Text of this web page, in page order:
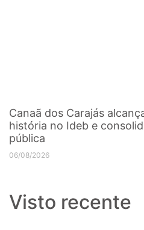
Canaã dos Carajás
história no Ideb e
pública
06/08/2026
Visto recente